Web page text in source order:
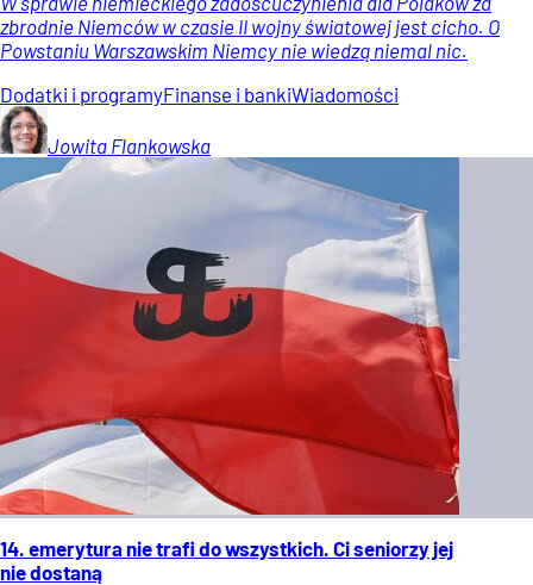
zbrodnie Niemców w czasie II wojny światowej jest cicho. O
Powstaniu Warszawskim Niemcy nie wiedzą niemal nic.
Dodatki i programyFinanse i bankiWiadomości
Jowita Flankowska
14. emerytura nie trafi do wszystkich. Ci seniorzy jej
nie dostaną